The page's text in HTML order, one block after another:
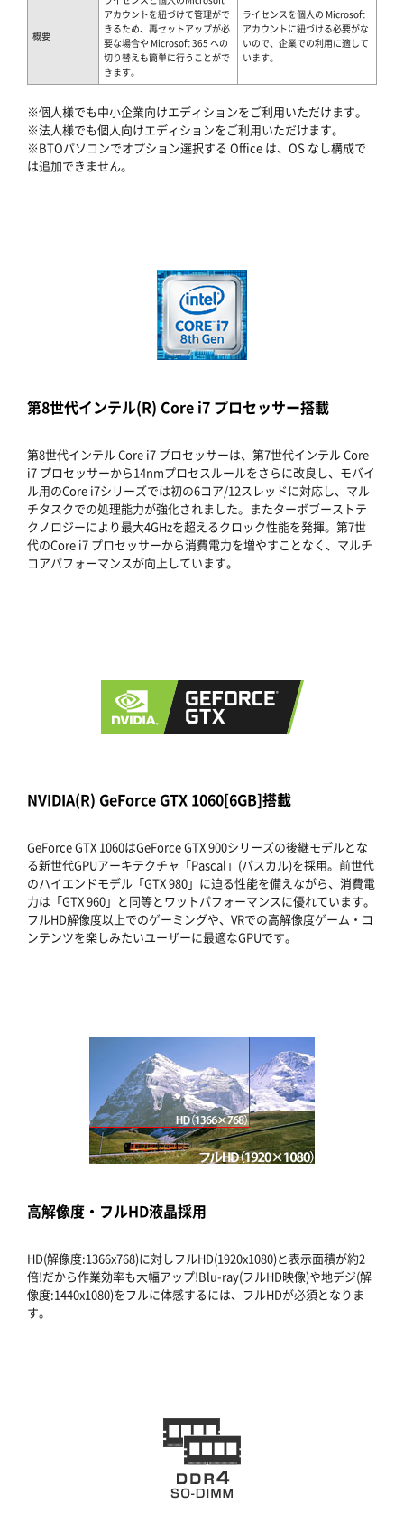
概要
アカウントを紐づけて管理がで
きるため、再セットアップが必
要な場合や Microsoft 365 への
切り替えも簡単に行うことがで
きます。
ライセンスを個人の Microsoft
アカウントに紐づける必要がな
いので、企業での利用に適して
います。
※個人様でも中小企業向けエディションをご利用いただけます。
※法人様でも個人向けエディションをご利用いただけます。
※BTOパソコンでオプション選択する Office は、OS なし構成で
は追加できません。
第8世代インテル(R) Core i7 プロセッサー搭載
第8世代インテル Core i7 プロセッサーは、第7世代インテル Core
i7 プロセッサーから14nmプロセスルールをさらに改良し、モバイ
ル用のCore i7シリーズでは初の6コア/12スレッドに対応し、マル
チタスクでの処理能力が強化されました。またターボブーストテ
クノロジーにより最大4GHzを超えるクロック性能を発揮。第7世
代のCore i7 プロセッサーから消費電力を増やすことなく、マルチ
コアパフォーマンスが向上しています。
NVIDIA(R) GeForce GTX 1060[6GB]搭載
GeForce GTX 1060はGeForce GTX 900シリーズの後継モデルとな
る新世代GPUアーキテクチャ「Pascal」(パスカル)を採用。前世代
のハイエンドモデル「GTX 980」に迫る性能を備えながら、消費電
力は「GTX 960」と同等とワットパフォーマンスに優れています。
フルHD解像度以上でのゲーミングや、VRでの高解像度ゲーム・コ
ンテンツを楽しみたいユーザーに最適なGPUです。
高解像度・フルHD液晶採用
HD(解像度:1366x768)に対しフルHD(1920x1080)と表示面積が約2
倍!だから作業効率も大幅アップ!Blu-ray(フルHD映像)や地デジ(解
像度:1440x1080)をフルに体感するには、フルHDが必須となりま
す。